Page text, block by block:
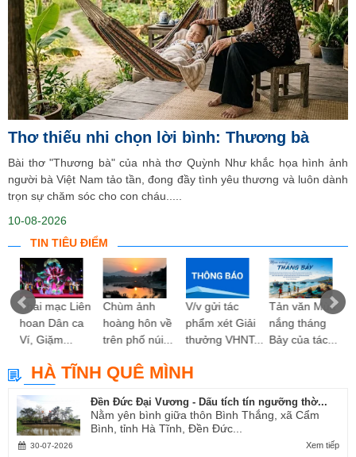
Thơ thiếu nhi chọn lời bình: Thương bà
Bài thơ "Thương bà" của nhà thơ Quỳnh Như khắc họa hình ảnh
người bà Việt Nam tảo tần, đong đầy tình yêu thương và luôn dành
trọn sự chăm sóc cho con cháu.....
10-08-2026
TIN TIÊU ĐIỂM
Khai mạc Liên
hoan Dân ca
Ví, Giặm...
Chùm ảnh
hoàng hôn về
trên phố núi...
V/v gửi tác
phẩm xét Giải
thưởng VHNT...
Tản văn Mùa
nắng tháng
Bảy của tác...
HÀ TĨNH QUÊ MÌNH
Đền Đức Đại Vương - Dấu tích tín ngưỡng thờ...
Nằm yên bình giữa thôn Bình Thắng, xã Cẩm
Bình, tỉnh Hà Tĩnh, Đền Đức...
Xem tiếp
30-07-2026